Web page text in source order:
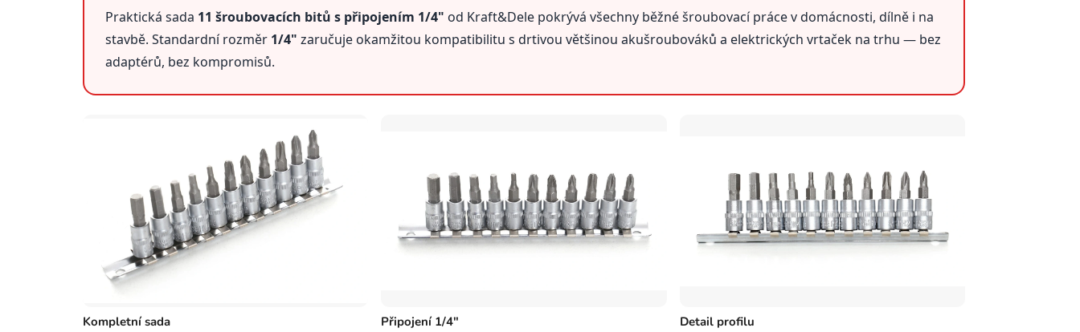
Praktická sada 11 šroubovacích bitů s připojením 1/4" od Kraft&Dele pokrývá všechny běžné šroubovací práce v domácnosti, dílně i na
stavbě. Standardní rozměr 1/4" zaručuje okamžitou kompatibilitu s drtivou většinou akušroubováků a elektrických vrtaček na trhu — bez
adaptérů, bez kompromisů.
Kompletní sada Připojení 1/4" Detail profilu